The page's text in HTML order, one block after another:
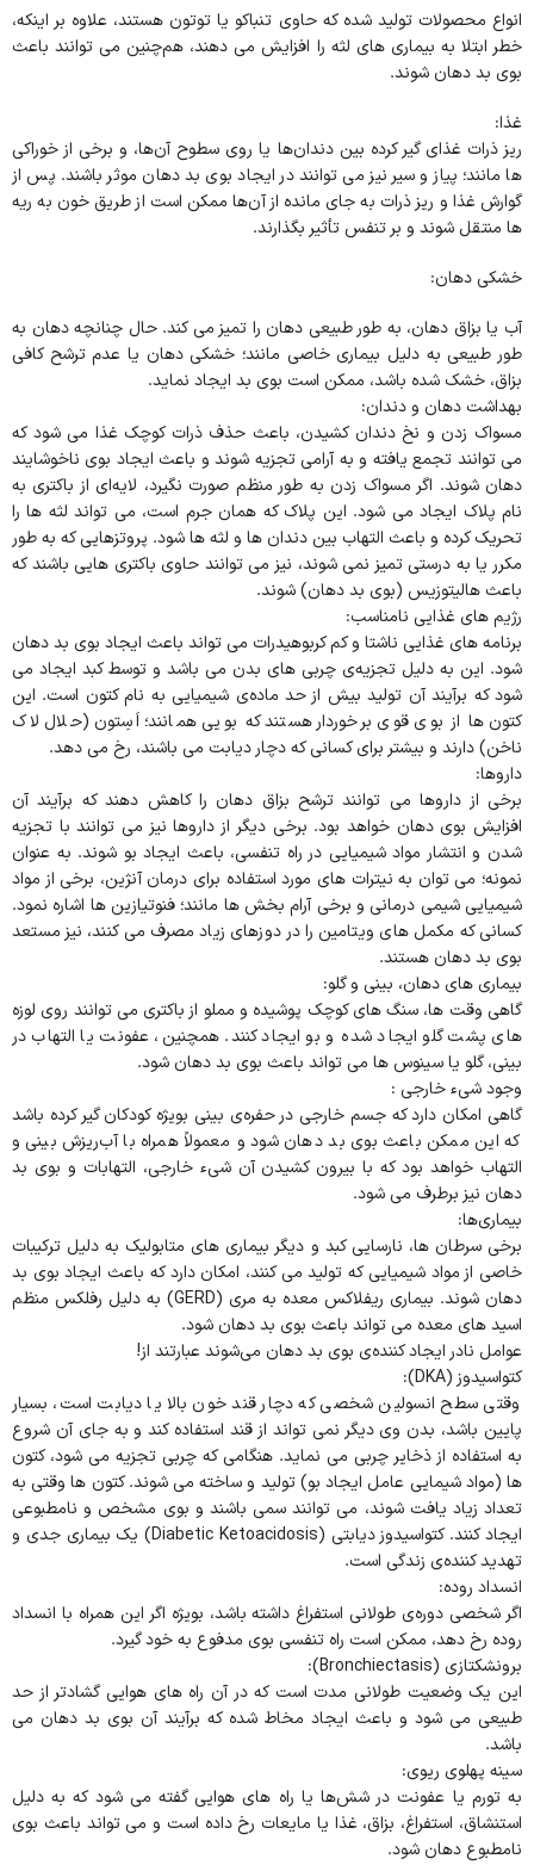
انواع محصولات تولید شده که حاوی تنباکو یا توتون هستند، علاوه بر اینکه،
خطر ابتلا به بیماری های لثه را افزایش می دهند، هم‌چنین می توانند باعث
بوی بد دهان شوند.
غذا:
ریز ذرات غذای گیر کرده بین دندان‌ها یا روی سطوح آن‌ها، و برخی از خوراکی‌
ها مانند؛ پیاز و سیر نیز می توانند در ایجاد بوی بد دهان موثر باشند. پس از
گوارش غذا و ریز ذرات به جای مانده از آن‌ها ممکن است از طریق خون به ریه
ها منتقل شوند و بر تنفس تأثیر بگذارند.
خشکی دهان:
آب یا بزاق دهان، به طور طبیعی دهان را تمیز می کند. حال چنانچه دهان به
طور طبیعی به دلیل بیماری خاصی مانند؛ خشکی دهان یا عدم ترشح کافی
بزاق، خشک شده باشد، ممکن است بوی بد ایجاد نماید.
بهداشت دهان و دندان:
مسواک زدن و نخ دندان کشیدن، باعث حذف ذرات کوچک غذا می شود که
می توانند تجمع یافته و به آرامی تجزیه شوند و باعث ایجاد بوی ناخوشایند
دهان شوند. اگر مسواک زدن به طور منظم صورت نگیرد، لایه‌ای از باکتری به
نام پلاک ایجاد می شود. این پلاک که همان جرم است، می تواند لثه ها را
تحریک کرده و باعث التهاب بین دندان ها و لثه ها شود. پروتزهایی که به طور
مکرر یا به درستی تمیز نمی شوند، نیز می توانند حاوی باکتری هایی باشند که
باعث هالیتوزیس (بوی بد دهان) شوند.
رژیم های غذایی نامناسب:
برنامه های غذایی ناشتا و کم کربوهیدرات می تواند باعث ایجاد بوی بد دهان
شود. این به دلیل تجزیه‌ی چربی های بدن می باشد و توسط کبد ایجاد می
شود که برآیند آن تولید بیش از حد ماده‌ی شیمیایی به نام کتون است. این
کتون ها از بوی قوی برخوردار هستند که بویی همانند؛ اَسِتون (حلال لاک
ناخن) دارند و بیشتر برای کسانی که دچار دیابت می‌ باشند، رخ می دهد.
داروها:
برخی از داروها می توانند ترشح بزاق دهان را کاهش دهند که برآیند آن
افزایش بوی دهان خواهد بود. برخی دیگر از داروها نیز می توانند با تجزیه
شدن و انتشار مواد شیمیایی در راه تنفسی، باعث ایجاد بو شوند. به عنوان
نمونه؛ می توان به نیترات های مورد استفاده برای درمان آنژین، برخی از مواد
شیمیایی شیمی درمانی و برخی آرام بخش ها مانند؛ فنوتیازین ها اشاره نمود.
کسانی که مکمل های ویتامین را در دوزهای زیاد مصرف می کنند، نیز مستعد
بوی بد دهان هستند.
بیماری های دهان، بینی و گلو:
گاهی وقت‌ ها، سنگ های کوچک پوشیده و مملو از باکتری می توانند روی لوزه
های پشت گلو ایجاد شده و بو ایجاد کنند. همچنین، عفونت یا التهاب در
بینی، گلو یا سینوس ها می تواند باعث بوی بد دهان شود.
وجود شیء خارجی :
گاهی امکان دارد که جسم خارجی در حفره‌ی بینی بویژه کودکان گیر کرده باشد
که این ممکن باعث بوی بد دهان شود و معمولاً همراه با آب‌ریزش بینی و
التهاب خواهد بود که با بیرون کشیدن آن شیء خارجی، التهابات و بوی بد
دهان نیز برطرف می شود.
بیماری‌ها:
برخی سرطان‌ ها، نارسایی کبد و دیگر بیماری‌ های متابولیک به دلیل ترکیبات
خاصی از مواد شیمیایی که تولید می‌ کنند، امکان دارد که باعث ایجاد بوی بد
دهان شوند. بیماری ریفلاکس معده به مری (GERD) به دلیل رفلکس منظم
اسید های معده می تواند باعث بوی بد دهان شود.
عوامل نادر ایجاد کننده‌ی بوی بد دهان می‌شوند عبارتند از!
کتواسیدوز (DKA):
وقتی سطح انسولین شخصی که دچار قند خون بالا یا دیابت است، بسیار
پایین باشد، بدن وی دیگر نمی تواند از قند استفاده کند و به جای آن شروع
به استفاده از ذخایر چربی می نماید. هنگامی که چربی تجزیه می شود، کتون
ها (مواد شیمایی عامل ایجاد بو) تولید و ساخته می شوند. کتون ها وقتی به
تعداد زیاد یافت شوند، می توانند سمی باشند و بوی مشخص و نامطبوعی
ایجاد کنند. کتواسیدوز دیابتی (Diabetic Ketoacidosis) یک بیماری جدی و
تهدید کننده‌ی زندگی است.
انسداد روده:
اگر شخصی دوره‌ی طولانی استفراغ داشته باشد، بویژه اگر این همراه با انسداد
روده رخ دهد، ممکن است راه تنفسی بوی مدفوع به خود گیرد.
برونشکتازی (Bronchiectasis):
این یک وضعیت طولانی مدت است که در آن راه های هوایی گشادتر از حد
طبیعی می شود و باعث ایجاد مخاط شده که برآیند آن بوی بد دهان می
باشد.
سینه‌ پهلوی ریوی:
به تورم یا عفونت در شش‌ها یا راه های هوایی گفته می شود که به دلیل
استنشاق، استفراغ، بزاق، غذا یا مایعات رخ داده است و می تواند باعث بوی
نامطبوع دهان شود.